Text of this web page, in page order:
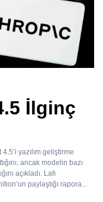
İlginç
yazılım geliştirme
ancak modelin bazı
açıkladı. Lafı
paylaştığı rapora...